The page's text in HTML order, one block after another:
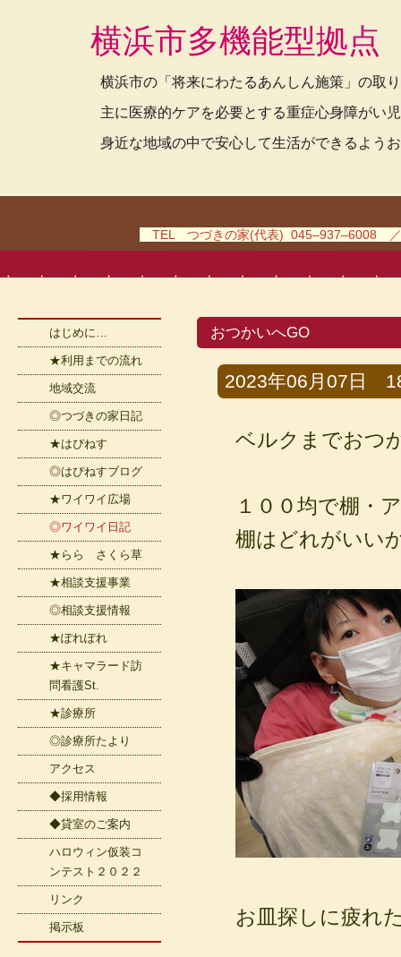
横浜市多機能型拠
横浜市の「将来にわたるあんしん施策」の取
主に医療的ケアを必要とする重症心身障がい
身近な地域の中で安心して生活ができるよう
TEL つづきの家(代表) 045–937–6008
おつかいへGO
2023年06月07日
ベルクまでおつ
１００均で棚・
棚はどれがいい
お皿探しに疲れ
はじめに…
★利用までの流れ
地域交流
◎つづきの家日記
★はぴねす
◎はぴねすブログ
★ワイワイ広場
◎ワイワイ日記
★らら さくら草
★相談支援事業
◎相談支援情報
★ぽれぽれ
★キャマラード訪
問看護St.
★診療所
◎診療所たより
アクセス
◆採用情報
◆貸室のご案内
ハロウィン仮装コ
ンテスト２０２２
リンク
掲示板